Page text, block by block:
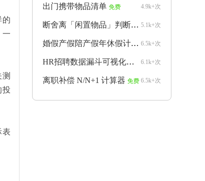
的
一
投
4.9k+次
出门携带物品清单 免费
5.1k+次
断舍离「闲置物品」判断器 免费
6.5k+次
婚假产假陪产假年休假计算器 免费
6.1k+次
HR招聘数据漏斗可视化生成器 免费
6.5k+次
离职补偿 N/N+1 计算器 免费